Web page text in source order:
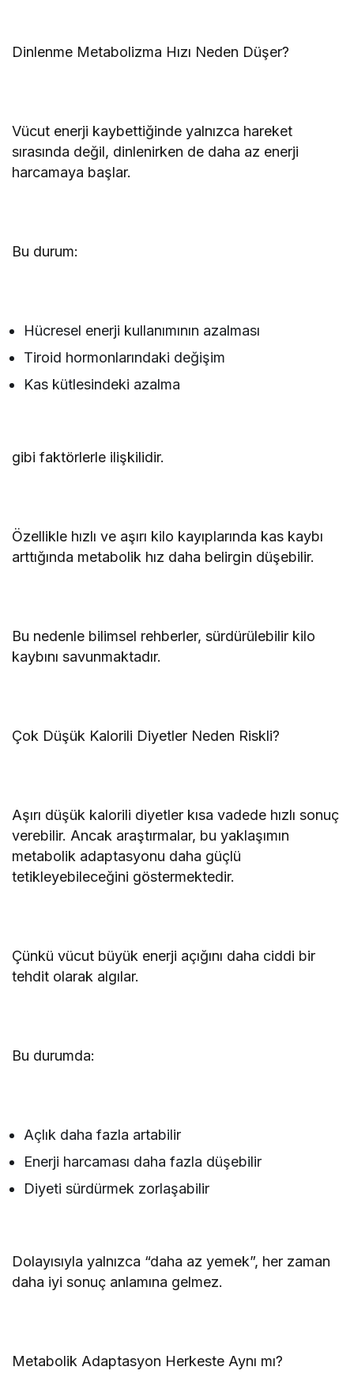
Dinlenme Metabolizma Hızı Neden Düşer?
Vücut enerji kaybettiğinde yalnızca hareket
sırasında değil, dinlenirken de daha az enerji
harcamaya başlar.
Bu durum:
Hücresel enerji kullanımının azalması
Tiroid hormonlarındaki değişim
Kas kütlesindeki azalma
gibi faktörlerle ilişkilidir.
Özellikle hızlı ve aşırı kilo kayıplarında kas kaybı
arttığında metabolik hız daha belirgin düşebilir.
Bu nedenle bilimsel rehberler, sürdürülebilir kilo
kaybını savunmaktadır.
Çok Düşük Kalorili Diyetler Neden Riskli?
Aşırı düşük kalorili diyetler kısa vadede hızlı sonuç
verebilir. Ancak araştırmalar, bu yaklaşımın
metabolik adaptasyonu daha güçlü
tetikleyebileceğini göstermektedir.
Çünkü vücut büyük enerji açığını daha ciddi bir
tehdit olarak algılar.
Bu durumda:
Açlık daha fazla artabilir
Enerji harcaması daha fazla düşebilir
Diyeti sürdürmek zorlaşabilir
Dolayısıyla yalnızca “daha az yemek”, her zaman
daha iyi sonuç anlamına gelmez.
Metabolik Adaptasyon Herkeste Aynı mı?